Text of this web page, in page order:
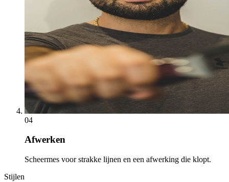
04
Afwerken
Scheermes voor strakke lijnen en een afwerking die klopt.
Stijlen